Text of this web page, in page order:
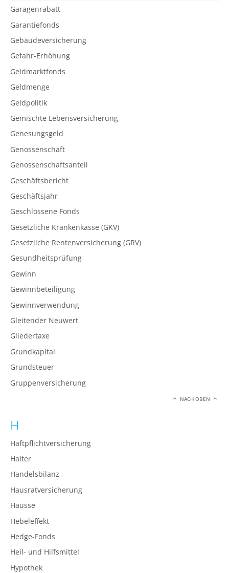
Garagenrabatt
Garantiefonds
Gebäudeversicherung
Gefahr-Erhöhung
Geldmarktfonds
Geldmenge
Geldpolitik
Gemischte Lebensversicherung
Genesungsgeld
Genossenschaft
Genossenschaftsanteil
Geschäftsbericht
Geschäftsjahr
Geschlossene Fonds
Gesetzliche Krankenkasse (GKV)
Gesetzliche Rentenversicherung (GRV)
Gesundheitsprüfung
Gewinn
Gewinnbeteiligung
Gewinnverwendung
Gleitender Neuwert
Gliedertaxe
Grundkapital
Grundsteuer
Gruppenversicherung
NACH OBEN
H
Haftpflichtversicherung
Halter
Handelsbilanz
Hausratversicherung
Hausse
Hebeleffekt
Hedge-Fonds
Heil- und Hilfsmittel
Hypothek